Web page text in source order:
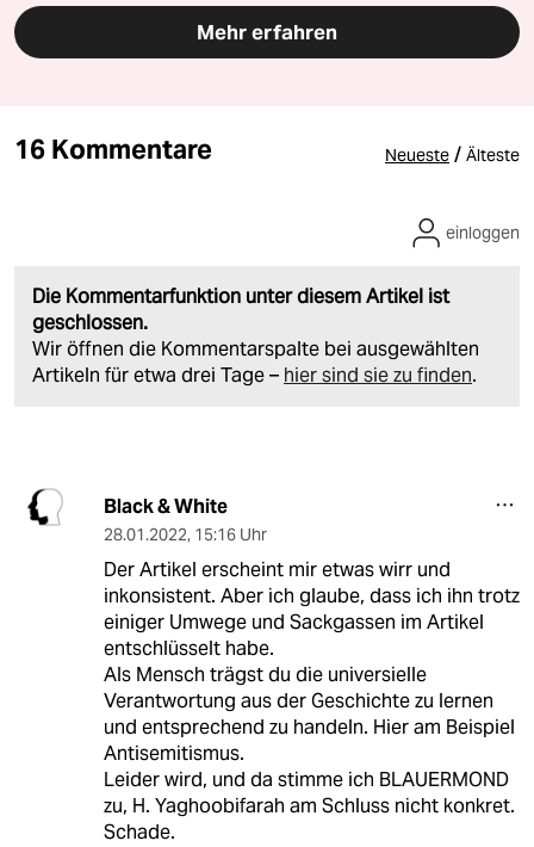
Mehr erfahren
16 Kommentare Neueste / Älteste
Die Kommentarfunktion unter diesem Artikel ist
geschlossen.
Wir öffnen die Kommentarspalte bei ausgewählten
Artikeln für etwa drei Tage – hier sind sie zu finden.
einloggen
Black & White
28.01.2022, 15:16 Uhr
Der Artikel erscheint mir etwas wirr und
inkonsistent. Aber ich glaube, dass ich ihn trotz
einiger Umwege und Sackgassen im Artikel
entschlüsselt habe.
Als Mensch trägst du die universielle
Verantwortung aus der Geschichte zu lernen
und entsprechend zu handeln. Hier am Beispiel
Antisemitismus.
Leider wird, und da stimme ich BLAUERMOND
zu, H. Yaghoobifarah am Schluss nicht konkret.
Schade.